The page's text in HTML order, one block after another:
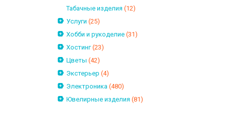
Табачные изделия (12)
Услуги (25)
Хобби и рукоделие (31)
Хостинг (23)
Цветы (42)
Экстерьер (4)
Электроника (480)
Ювелирные изделия (81)